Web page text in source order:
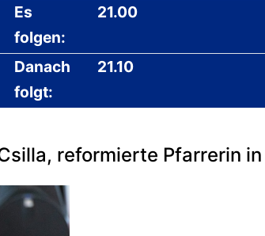
Es
folgen:
21.00
Danach
folgt:
21.10
reformierte Pfarrerin